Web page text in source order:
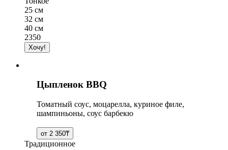
25 см
32 см
40 см
2350
Цыпленок BBQ
Томатный соус, моцарелла, куриное филе,
шампиньоны, соус барбекю
Традиционное